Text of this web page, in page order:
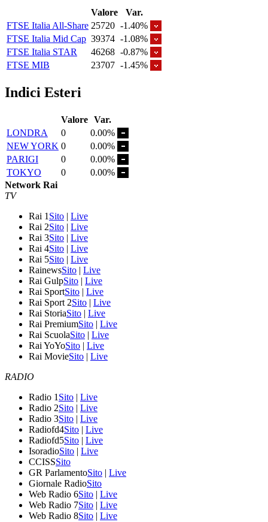
Valore
Var.
FTSE Italia All-Share 25720 -1.40%
FTSE Italia Mid Cap 39374 -1.08%
FTSE Italia STAR
46268 -0.87%
FTSE MIB
23707 -1.45%
Indici Esteri
Valore Var.
LONDRA
0
0.00%
NEW YORK 0
0.00%
PARIGI
0
0.00%
TOKYO
0
0.00%
Network Rai
TV
Rai 1 Sito | Live
Rai 2Sito | Live
Rai 3Sito | Live
Rai 4Sito | Live
Rai 5Sito | Live
RainewsSito | Live
Rai GulpSito | Live
Rai SportSito | Live
Rai Sport 2Sito | Live
Rai StoriaSito | Live
Rai PremiumSito | Live
Rai ScuolaSito | Live
Rai YoYoSito | Live
Rai MovieSito | Live
RADIO
Radio 1 Sito | Live
Radio 2Sito | Live
Radio 3Sito | Live
Radiofd4Sito | Live
Radiofd5Sito | Live
IsoradioSito | Live
CCISSSito
GR ParlamentoSito | Live
Giornale RadioSito
Web Radio 6Sito | Live
Web Radio 7Sito | Live
Web Radio 8Sito | Live